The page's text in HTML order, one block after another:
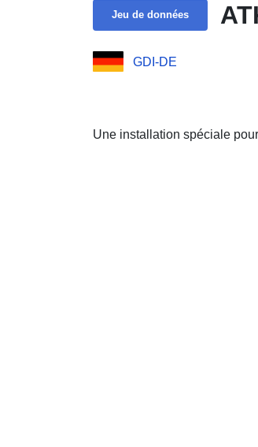
Jeu de données
GDI-DE
Une installation spéciale